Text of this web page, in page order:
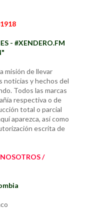
- #XENDERO.FM
misión de llevar
noticias y hechos del
Todos las marcas
respectiva o de
total o parcial
aparezca, así como
escrita de
/